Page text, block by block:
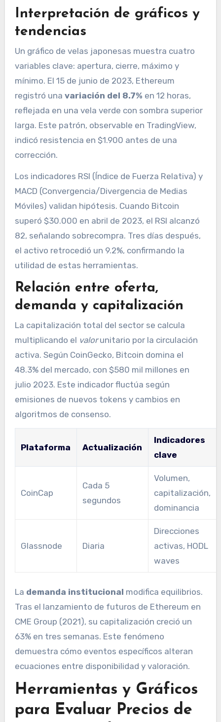
Interpretación de gráficos y
tendencias
Un gráfico de velas japonesas muestra cuatro
variables clave: apertura, cierre, máximo y
mínimo. El 15 de junio de 2023, Ethereum
registró una variación del 8.7% en 12 horas,
reflejada en una vela verde con sombra superior
larga. Este patrón, observable en TradingView,
indicó resistencia en $1.900 antes de una
corrección.
Los indicadores RSI (Índice de Fuerza Relativa) y
MACD (Convergencia/Divergencia de Medias
Móviles) validan hipótesis. Cuando Bitcoin
superó $30.000 en abril de 2023, el RSI alcanzó
82, señalando sobrecompra. Tres días después,
el activo retrocedió un 9.2%, confirmando la
utilidad de estas herramientas.
Relación entre oferta,
demanda y capitalización
La capitalización total del sector se calcula
multiplicando el valorunitario por la circulación
activa. Según CoinGecko, Bitcoin domina el
48.3% del mercado, con $580 mil millones en
julio 2023. Este indicador fluctúa según
emisiones de nuevos tokens y cambios en
algoritmos de consenso.
Plataforma Actualización
Indicadores
clave
CoinCap
Cada 5
segundos
Volumen,
capitalización,
dominancia
Glassnode Diaria
Direcciones
activas, HODL
waves
La demanda institucional modifica equilibrios.
Tras el lanzamiento de futuros de Ethereum en
CME Group (2021), su capitalización creció un
63% en tres semanas. Este fenómeno
demuestra cómo eventos específicos alteran
ecuaciones entre disponibilidad y valoración.
Herramientas y Gráficos
para Evaluar Precios de